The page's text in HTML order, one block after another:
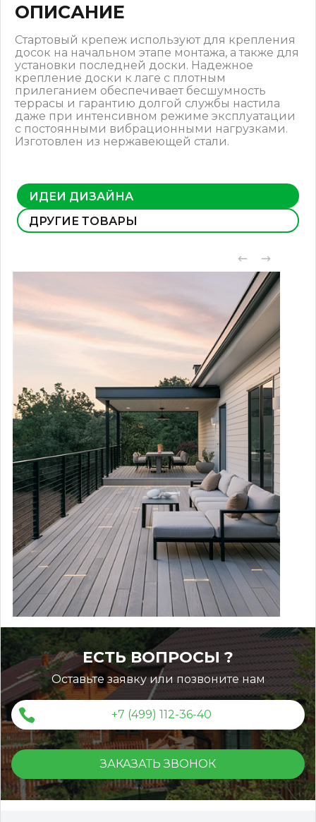
ОПИСАНИЕ
Стартовый крепеж используют для крепления
досок на начальном этапе монтажа, а также для
установки последней доски. Надежное
крепление доски к лаге с плотным
прилеганием обеспечивает бесшумность
террасы и гарантию долгой службы настила
даже при интенсивном режиме эксплуатации
с постоянными вибрационными нагрузками.
Изготовлен из нержавеющей стали.
ИДЕИ ДИЗАЙНА
ДРУГИЕ ТОВАРЫ
ЕСТЬ ВОПРОСЫ ?
Оставьте заявку или позвоните нам
+7 (499) 112-36-40
ЗАКАЗАТЬ ЗВОНОК